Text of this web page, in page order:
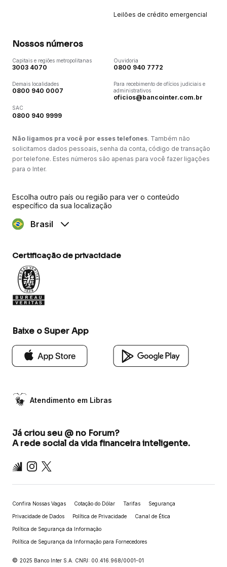
Leilões de crédito emergencial
Nossos números
Capitais e regiões metropolitanas
3003 4070
Demais localidades
0800 940 0007
SAC
0800 940 9999
Ouvidoria
0800 940 7772
Para recebimento de ofícios judiciais e
administrativos
oficios@bancointer.com.br
Não ligamos pra você por esses telefones. Também não
solicitamos dados pessoais, senha da conta, código de transação
por telefone. Estes números são apenas para você fazer ligações
para o Inter.
Escolha outro país ou região para ver o conteúdo
específico da sua localização
Brasil
Certificação de privacidade
Baixe o Super App
Atendimento em Libras
Já criou seu @ no Forum?
A rede social da vida financeira inteligente.
Inter Instagram
X
Confira Nossas Vagas Cotação do Dólar Tarifas Segurança
Privacidade de Dados Política de Privacidade Canal de Ética
Política de Segurança da Informação
Política de Segurança da Informação para Fornecedores
© 2025 Banco Inter S.A. CNPJ: 00.416.968/0001-01